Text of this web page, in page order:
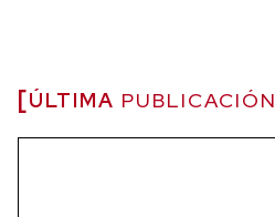
ÚLTIMA PUBLICACIÓN